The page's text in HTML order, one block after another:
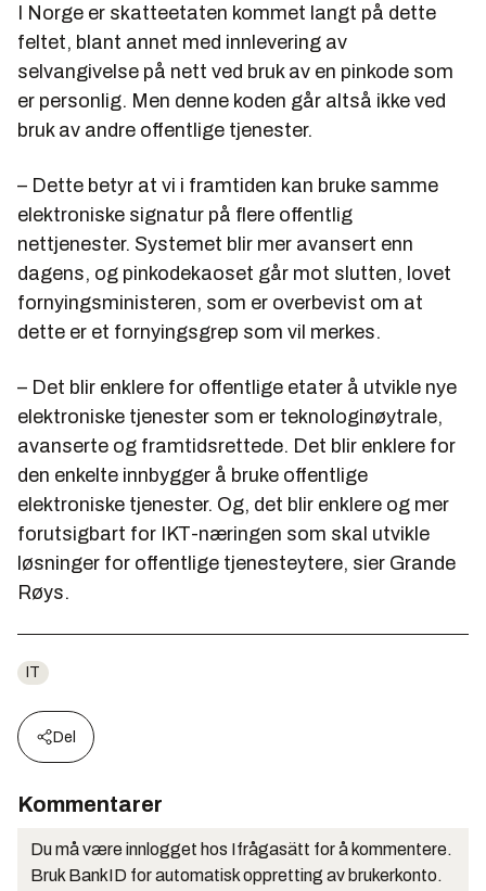
I Norge er skatteetaten kommet langt på dette
feltet, blant annet med innlevering av
selvangivelse på nett ved bruk av en pinkode som
er personlig. Men denne koden går altså ikke ved
bruk av andre offentlige tjenester.
– Dette betyr at vi i framtiden kan bruke samme
elektroniske signatur på flere offentlig
nettjenester. Systemet blir mer avansert enn
dagens, og pinkodekaoset går mot slutten, lovet
fornyingsministeren, som er overbevist om at
dette er et fornyingsgrep som vil merkes.
– Det blir enklere for offentlige etater å utvikle nye
elektroniske tjenester som er teknologinøytrale,
avanserte og framtidsrettede. Det blir enklere for
den enkelte innbygger å bruke offentlige
elektroniske tjenester. Og, det blir enklere og mer
forutsigbart for IKT-næringen som skal utvikle
løsninger for offentlige tjenesteytere, sier Grande
Røys.
IT
Del
Kommentarer
Du må være innlogget hos Ifrågasätt for å kommentere.
Bruk BankID for automatisk oppretting av brukerkonto.